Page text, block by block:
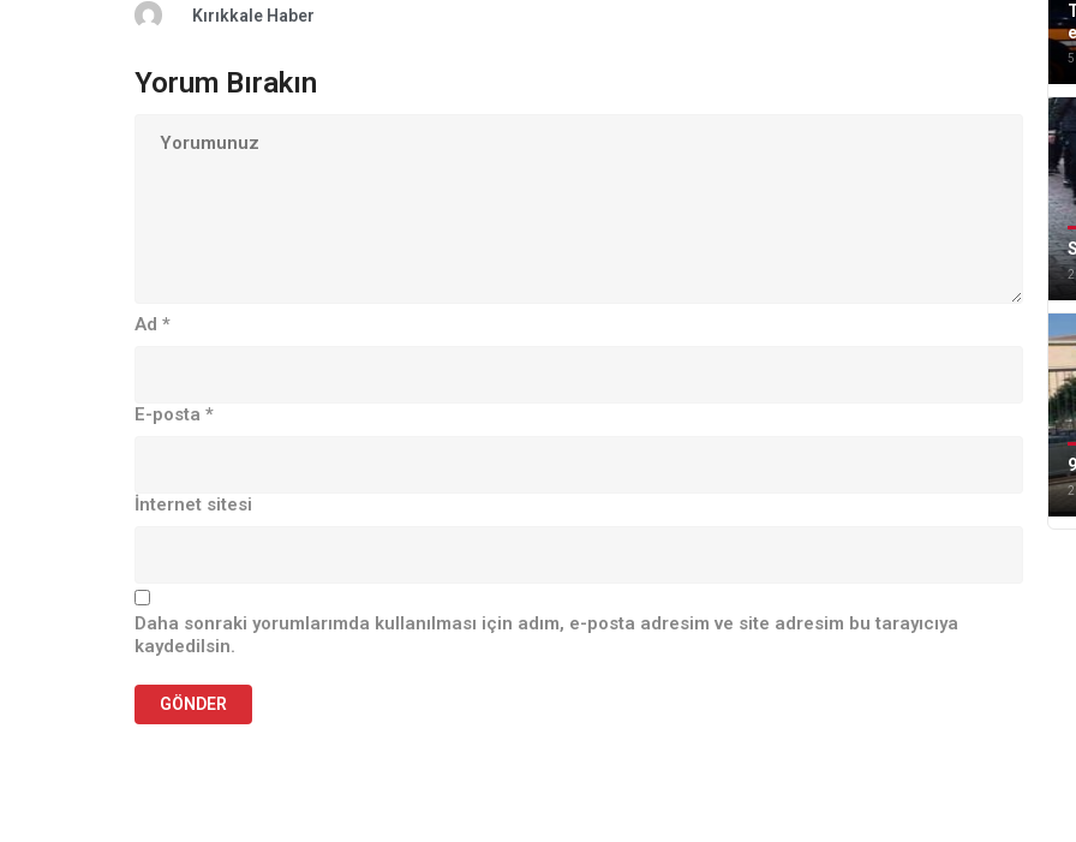
Kırıkkale Haber
Yorum Bırakın
Ad *
E-posta *
İnternet sitesi
Daha sonraki yorumlarımda kullanılması için adım, e-posta adresim ve site adresim bu tarayıcıya
kaydedilsin.
5
2
2